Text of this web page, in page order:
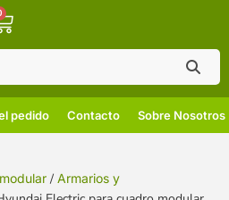
pedido Contacto Sobre Nosotros
/ Armarios y